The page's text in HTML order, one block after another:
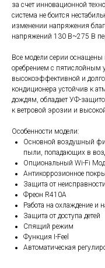
за счет инновационной
система не боится
изменении напряжения
напряжений 130 В~275 В
Все модели серии
оребрением с пятислойным
высокоэффективной и
кондиционера устойчив к
дождям, обладает УФ-
к ветровой эрозии и
Особенности модели:
Основной воздушный
пыли, попадающих в
Опциональный Wi-Fi
Антикоррозионное
Защита от
Фреон R410А
Работа на охлаждение и
Защита от доступа детей
Спящий режим
Функция I-Feel
Автоматическая